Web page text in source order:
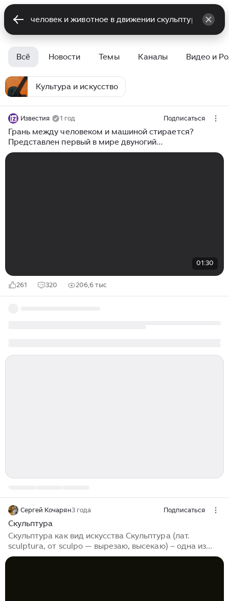
Всё Новости Темы Каналы Видео и
Культура и искусство
Известия 1 год Подписаться
Грань между человеком и машиной стирается?
Представлен первый в мире двуногий
мускулоскелетный андроид
01:30
261 320 206,6 тыс
Сергей Кочарян3 года Подписаться
Скульптура
Скульптура как вид искусства Скульптура (лат.
sculptura, от sculpo — вырезаю, высекаю) – одна из
древнейших отраслей изобразительного искусства. В